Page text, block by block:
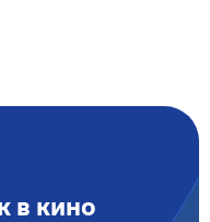
в кино